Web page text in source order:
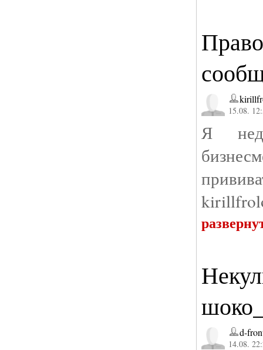
15.08.
Я
d-
14.08.